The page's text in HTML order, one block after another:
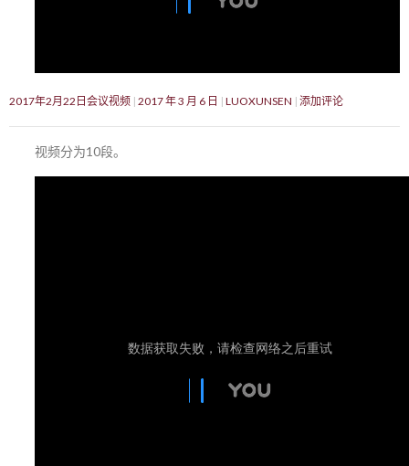
2017年2月22日会议视频 2017 年 3 月 6 日 LUOXUNSEN 添加评论
视频分为10段。